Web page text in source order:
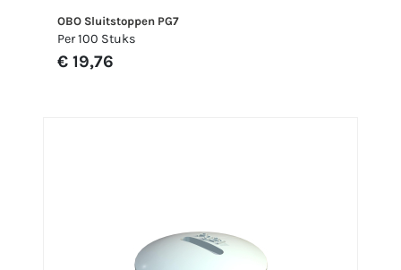
OBO Sluitstoppen PG7
Per 100 Stuks
€ 19,76